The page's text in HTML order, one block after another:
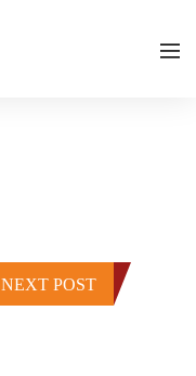
NEXT POST